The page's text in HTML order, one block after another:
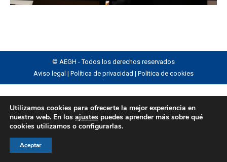
© AEGH - Todos los derechos reservados
Aviso legal | Política de privacidad | Politica de cookies
Utilizamos cookies para ofrecerte la mejor experiencia en
nuestra web. En los ajustes puedes aprender más sobre qué
cookies utilizamos o configurarlas.
Aceptar